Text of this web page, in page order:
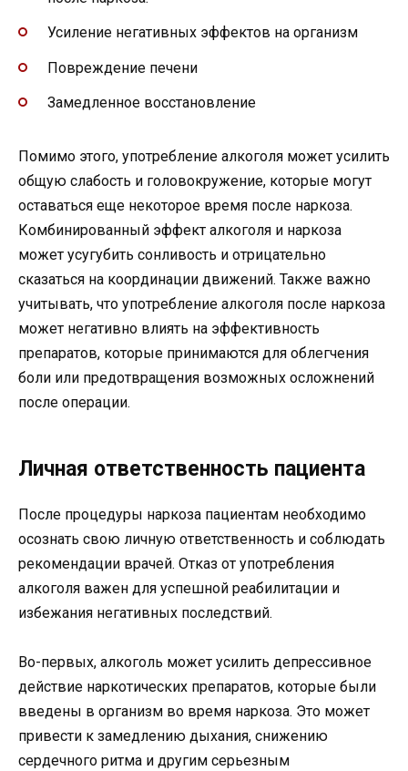
Усиление негативных эффектов на организм
Повреждение печени
Замедленное восстановление
Помимо этого, употребление алкоголя может усилить
общую слабость и головокружение, которые могут
оставаться еще некоторое время после наркоза.
Комбинированный эффект алкоголя и наркоза
может усугубить сонливость и отрицательно
сказаться на координации движений. Также важно
учитывать, что употребление алкоголя после наркоза
может негативно влиять на эффективность
препаратов, которые принимаются для облегчения
боли или предотвращения возможных осложнений
после операции.
Личная ответственность пациента
После процедуры наркоза пациентам необходимо
осознать свою личную ответственность и соблюдать
рекомендации врачей. Отказ от употребления
алкоголя важен для успешной реабилитации и
избежания негативных последствий.
Во-первых, алкоголь может усилить депрессивное
действие наркотических препаратов, которые были
введены в организм во время наркоза. Это может
привести к замедлению дыхания, снижению
сердечного ритма и другим серьезным